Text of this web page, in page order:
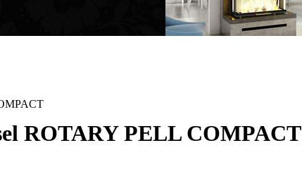
ROTARY PELL COMPACT